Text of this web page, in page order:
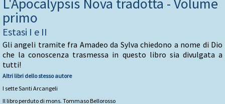
primo
Estasi I e II
Gli angeli tramite fra Amadeo da Sylva chiedono a nome di Dio
che la conoscenza trasmessa in questo libro sia divulgata a
tutti!
Altri libri dello stesso autore
I sette Santi Arcangeli
Il libro perduto di mons. Tommaso Bellorosso